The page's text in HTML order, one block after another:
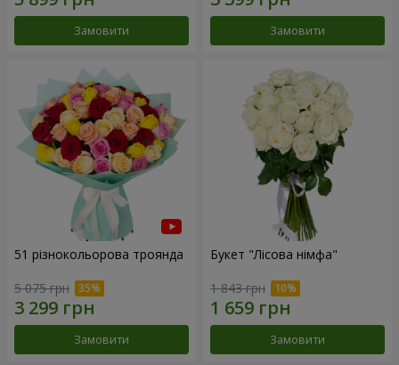
Замовити Замовити
51 різнокольорова троянда
5 075 грн
Замовити
Букет "Лісова німфа"
1 843 грн
Замовити